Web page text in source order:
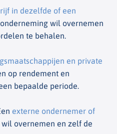
in dezelfde of een
wil overnemen
te behalen.
en private
op rendement en
bepaalde periode.
externe ondernemer of
overnemen en zelf de